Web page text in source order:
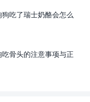
吃了瑞士奶酪会怎么
骨头的注意事项与正